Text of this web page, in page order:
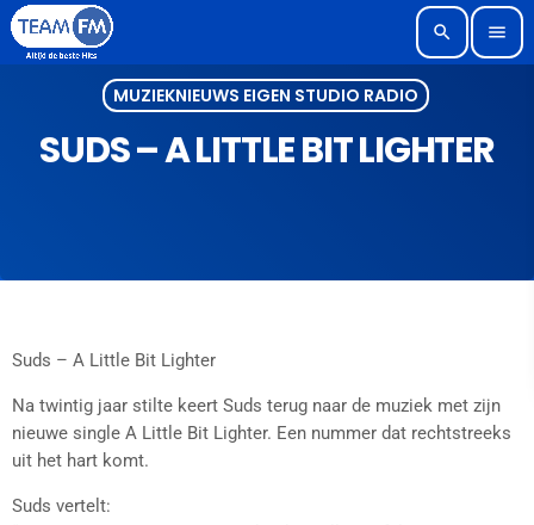
search menu
MUZIEKNIEUWS EIGEN STUDIO RADIO
SUDS – A LITTLE BIT LIGHTER
Suds – A Little Bit Lighter
Na twintig jaar stilte keert Suds terug naar de muziek met zijn
nieuwe single A Little Bit Lighter. Een nummer dat rechtstreeks
uit het hart komt.
Suds vertelt: